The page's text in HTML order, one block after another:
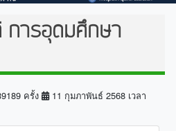
ารอุดมศึกษา
ครั้ง
11 กุมภาพันธ์ 2568 เวลา